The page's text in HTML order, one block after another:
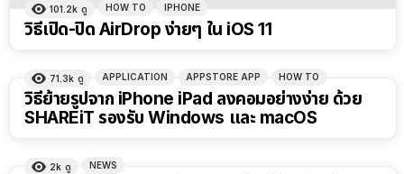
101.2k ดู HOW TO IPHONE
วิธีเปิด-ปิด AirDrop ง่ายๆ ใน iOS 11
71.3k ดู APPLICATION APPSTORE APP HOW TO
วิธีย้ายรูปจาก iPhone iPad ลงคอมอย่างง่าย ด้วย
SHAREiT รองรับ Windows และ macOS
2k ดู NEWS